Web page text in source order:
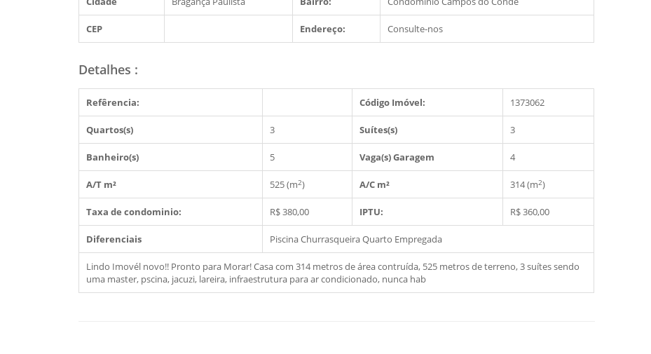
CEP Endereço: Consulte-nos
Detalhes :
Refêrencia: Código Imóvel: 1373062
Quartos(s) 3 Suítes(s) 3
Banheiro(s) 5 Vaga(s) Garagem 4
A/T m² 525 (m2) A/C m² 314 (m2)
Taxa de condominio: R$ 380,00 IPTU: R$ 360,00
Diferenciais PiscinaChurrasqueiraQuarto Empregada
Lindo Imovél novo!! Pronto para Morar! Casa com 314 metros de área contruída, 525 metros de terreno, 3 suítes sendo
uma master, pscina, jacuzi, lareira, infraestrutura para ar condicionado, nunca hab